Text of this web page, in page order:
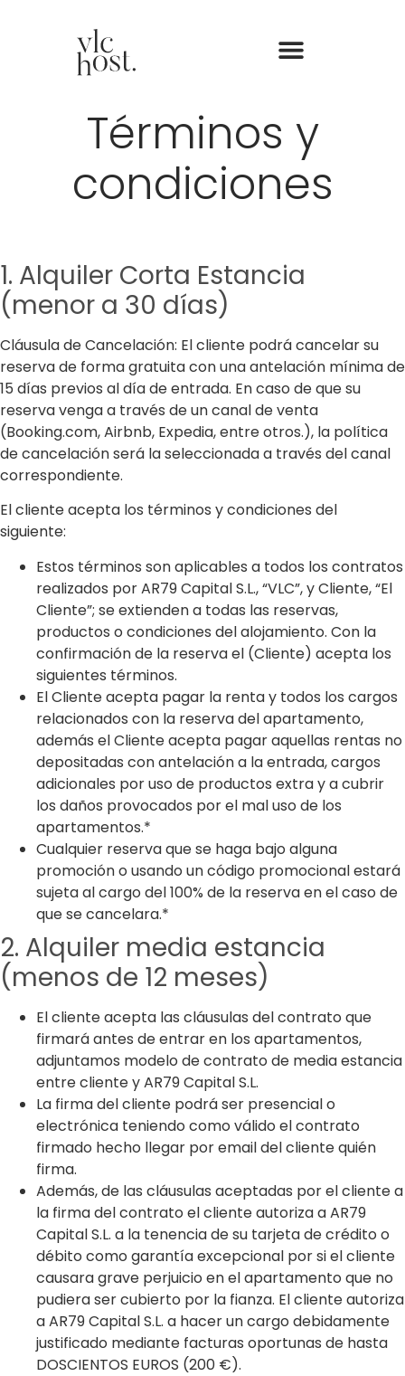
Términos y
condiciones
1. Alquiler Corta Estancia
(menor a 30 días)
Cláusula de Cancelación: El cliente podrá cancelar su
reserva de forma gratuita con una antelación mínima de
15 días previos al día de entrada. En caso de que su
reserva venga a través de un canal de venta
(Booking.com, Airbnb, Expedia, entre otros.), la política
de cancelación será la seleccionada a través del canal
correspondiente.
El cliente acepta los términos y condiciones del
siguiente:
Estos términos son aplicables a todos los contratos
realizados por AR79 Capital S.L., “VLC”, y Cliente, “El
Cliente”; se extienden a todas las reservas,
productos o condiciones del alojamiento. Con la
confirmación de la reserva el (Cliente) acepta los
siguientes términos.
El Cliente acepta pagar la renta y todos los cargos
relacionados con la reserva del apartamento,
además el Cliente acepta pagar aquellas rentas no
depositadas con antelación a la entrada, cargos
adicionales por uso de productos extra y a cubrir
los daños provocados por el mal uso de los
apartamentos.*
Cualquier reserva que se haga bajo alguna
promoción o usando un código promocional estará
sujeta al cargo del 100% de la reserva en el caso de
que se cancelara.*
2. Alquiler media estancia
(menos de 12 meses)
El cliente acepta las cláusulas del contrato que
firmará antes de entrar en los apartamentos,
adjuntamos modelo de contrato de media estancia
entre cliente y AR79 Capital S.L.
La firma del cliente podrá ser presencial o
electrónica teniendo como válido el contrato
firmado hecho llegar por email del cliente quién
firma.
Además, de las cláusulas aceptadas por el cliente a
la firma del contrato el cliente autoriza a AR79
Capital S.L. a la tenencia de su tarjeta de crédito o
débito como garantía excepcional por si el cliente
causara grave perjuicio en el apartamento que no
pudiera ser cubierto por la fianza. El cliente autoriza
a AR79 Capital S.L. a hacer un cargo debidamente
justificado mediante facturas oportunas de hasta
DOSCIENTOS EUROS (200 €).